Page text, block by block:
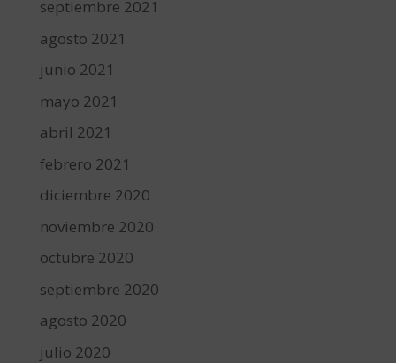
septiembre 2021
agosto 2021
junio 2021
mayo 2021
abril 2021
febrero 2021
diciembre 2020
noviembre 2020
octubre 2020
septiembre 2020
agosto 2020
julio 2020